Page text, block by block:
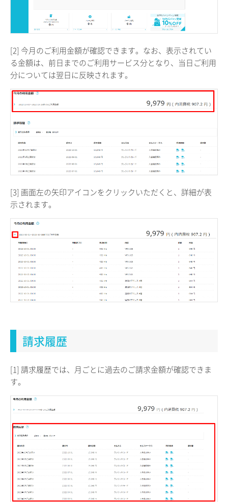
[2] 今月のご利用金額が確認できます。なお、表示されてい
る金額は、前日までのご利用サービス分となり、当日ご利用
分については翌日に反映されます。
[3] 画面左の矢印アイコンをクリックいただくと、詳細が表
示されます。
請求履歴
[1] 請求履歴では、月ごとに過去のご請求金額が確認できま
す。